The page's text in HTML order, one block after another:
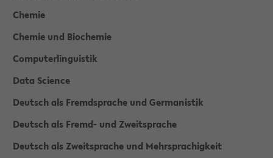
Chemie
Chemie und Biochemie
Computerlinguistik
Data Science
Deutsch als Fremdsprache und Germanistik
Deutsch als Fremd- und Zweitsprache
Deutsch als Zweitsprache und Mehrsprachigkeit